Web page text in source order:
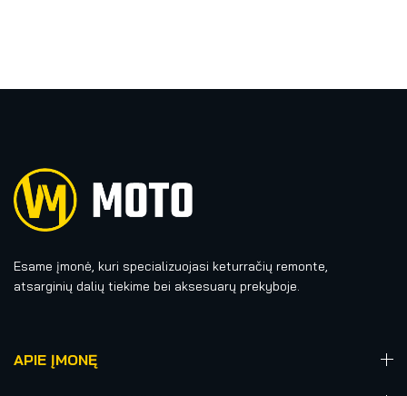
Esame įmonė, kuri specializuojasi keturračių remonte,
atsarginių dalių tiekime bei aksesuarų prekyboje.
APIE ĮMONĘ